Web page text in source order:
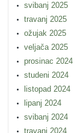
svibanj 2025
travanj 2025
ožujak 2025
veljača 2025
prosinac 2024
studeni 2024
listopad 2024
lipanj 2024
svibanj 2024
travanj 2024